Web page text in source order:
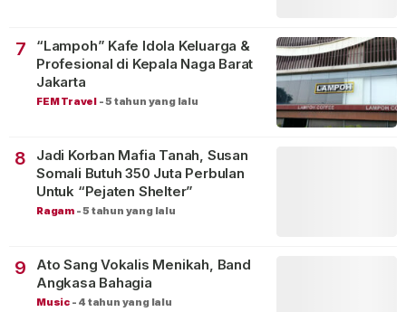
7
“Lampoh” Kafe Idola Keluarga &
Profesional di Kepala Naga Barat
Jakarta
FEM Travel -5 tahun yang lalu
8
Jadi Korban Mafia Tanah, Susan
Somali Butuh 350 Juta Perbulan
Untuk “Pejaten Shelter”
Ragam -5 tahun yang lalu
9
Ato Sang Vokalis Menikah, Band
Angkasa Bahagia
Music - 4 tahun yang lalu